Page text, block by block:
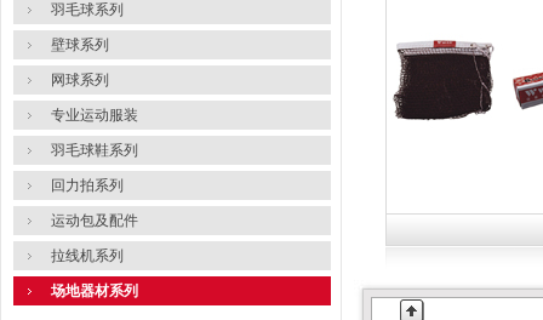
羽毛球系列
壁球系列
网球系列
专业运动服装
羽毛球鞋系列
回力拍系列
运动包及配件
拉线机系列
场地器材系列